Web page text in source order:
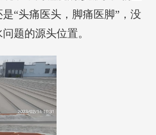
“头痛医头，脚痛医脚”，没
题的源头位置。